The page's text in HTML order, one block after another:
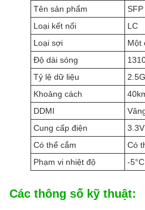
Tên sản phẩm
Loại kết nối
LC
Loại sợi
Một
Độ dài sóng
Tỷ lệ dữ liệu
2.5G
Khoảng cách
DDMI
Cung cấp điện
3.3V
Có thể cắm
Có
Phạm vi nhiệt độ
-
Các thông số kỹ thuật: